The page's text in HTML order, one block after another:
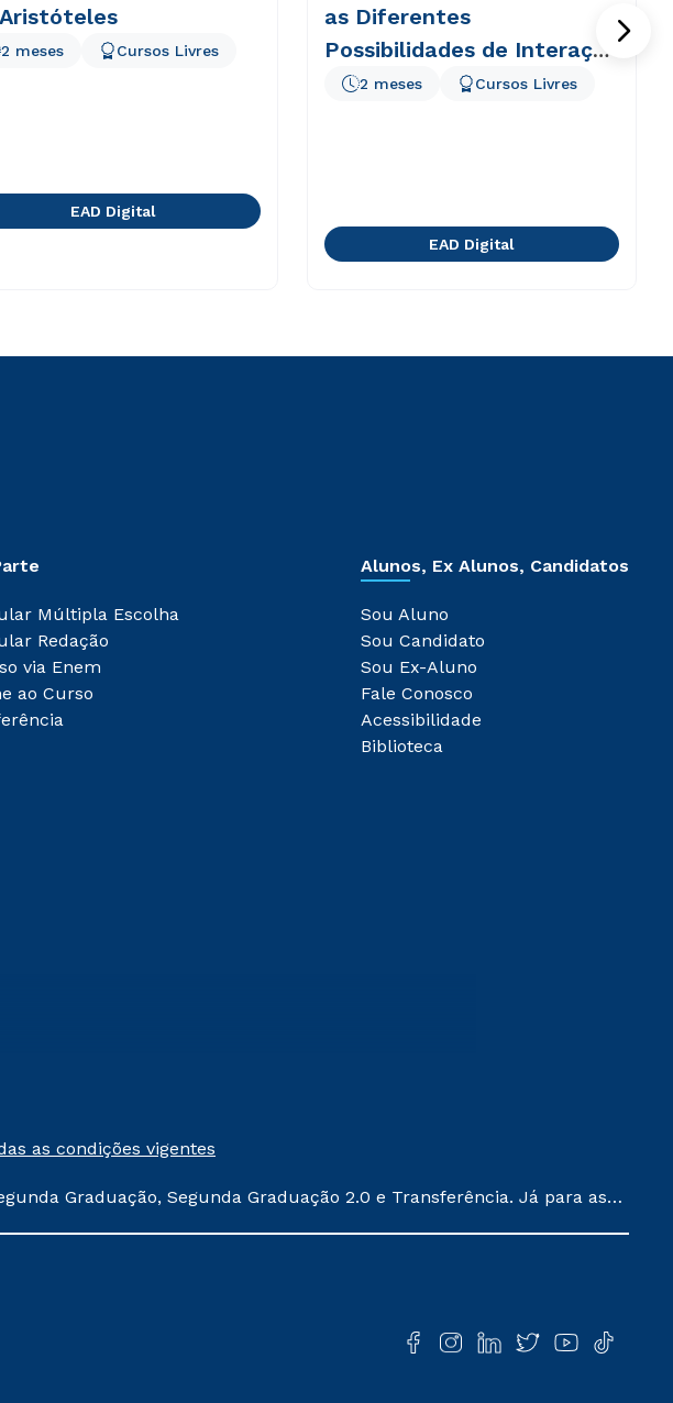
2 meses Cursos Livres
EAD Digital
as Diferentes
Possibilidades de Interação
em EAD
2 meses Cursos Livres
EAD Digital
Múltipla Escolha
Redação
via Enem
ao Curso
Alunos, Ex Alunos, Candidatos
Sou Aluno
Sou Candidato
Sou Ex-Aluno
Fale Conosco
Acessibilidade
Biblioteca
as condições vigentes
Graduação, Segunda Graduação 2.0 e Transferência. Já para as
de rematrícula conforme exposto no contrato de prestação de